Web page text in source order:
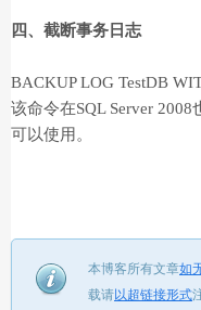
四、截断事务日志
BACKUP LOG TestDB
该命令在SQL Server 2008
可以使用。
本博客所有文章如
载请以超链接形式